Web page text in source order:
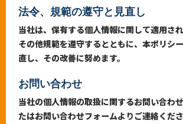
法令、規範の遵守と見直し
当社は、保有する個人情報に関して適用され
その他規範を遵守するとともに、本ポリシ
直し、その改善に努めます。
お問い合わせ
当社の個人情報の取扱に関するお問い合わ
たはお問い合わせフォームよりご連絡くださ